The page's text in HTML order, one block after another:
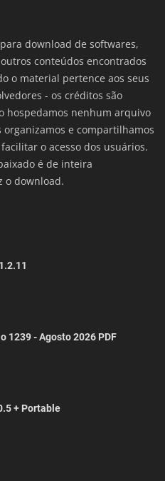
download de softwares,
conteúdos encontrados
o material pertence aos seus
- os créditos são
hospedamos nenhum arquivo
e compartilhamos
o acesso dos usuários.
é de inteira
o download.
1239 - Agosto 2026 PDF
+ Portable